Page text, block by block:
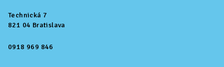
Technická 7
821 04 Bratislava
0918 969 846